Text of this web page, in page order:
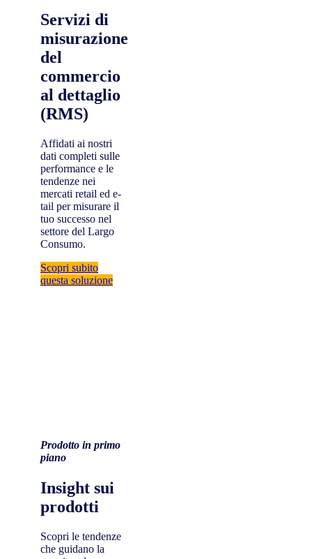
Servizi di
misurazione
del
commercio
al dettaglio
(RMS)
Affidati ai nostri
dati completi sulle
performance e le
tendenze nei
mercati retail ed e-
tail per misurare il
tuo successo nel
settore del Largo
Consumo.
Scopri subito
questa soluzione
Prodotto in primo
piano
Insight sui
prodotti
Scopri le tendenze
che guidano la